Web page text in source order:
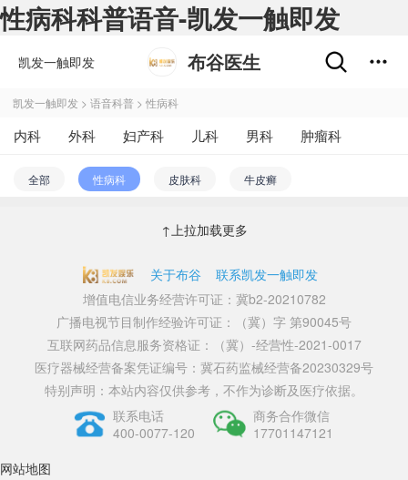
性病科科普语音-凯发一触即发
凯发一触即发 布谷医生
凯发一触即发 > 语音科普 > 性病科
内科 外科 妇产科 儿科 男科
肿瘤科
不孕不育
五官科 精神心理科
皮肤性病科
全部 性病科 皮肤科 牛皮癣
↑上拉加载更多
关于布谷
联系凯发一触即发
增值电信业务经营许可证：冀b2-20210782
广播电视节目制作经验许可证：（冀）字 第90045号
互联网药品信息服务资格证：（冀）-经营性-2021-0017
医疗器械经营备案凭证编号：冀石药监械经营备20230329号
特别声明：本站内容仅供参考，不作为诊断及医疗依据。
联系电话
400-0077-120
商务合作微信
17701147121
网站地图